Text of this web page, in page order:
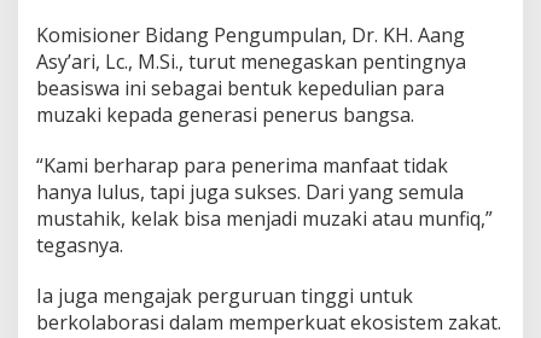
Komisioner Bidang Pengumpulan, Dr. KH. Aang
Asy’ari, Lc., M.Si., turut menegaskan pentingnya
beasiswa ini sebagai bentuk kepedulian para
muzaki kepada generasi penerus bangsa.
“Kami berharap para penerima manfaat tidak
hanya lulus, tapi juga sukses. Dari yang semula
mustahik, kelak bisa menjadi muzaki atau munfiq,”
tegasnya.
Ia juga mengajak perguruan tinggi untuk
berkolaborasi dalam memperkuat ekosistem zakat.